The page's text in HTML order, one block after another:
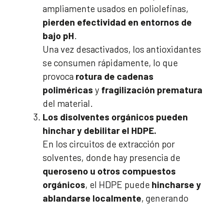
ampliamente usados en poliolefinas,
pierden efectividad en entornos de
bajo pH.
Una vez desactivados, los antioxidantes
se consumen rápidamente, lo que
provoca rotura de cadenas
poliméricas y fragilización prematura
del material.
Los disolventes orgánicos pueden
hinchar y debilitar el HDPE.
En los circuitos de extracción por
solventes, donde hay presencia de
queroseno u otros compuestos
orgánicos, el HDPE puede hincharse y
ablandarse localmente, generando